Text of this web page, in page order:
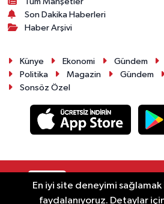
Son Dakika Haberleri
Haber Arşivi
Künye Ekonomi Gündem
Politika
Magazin Gündem
Sonsöz Özel
En iyi site deneyimi
faydalanıyoruz. Detaylar